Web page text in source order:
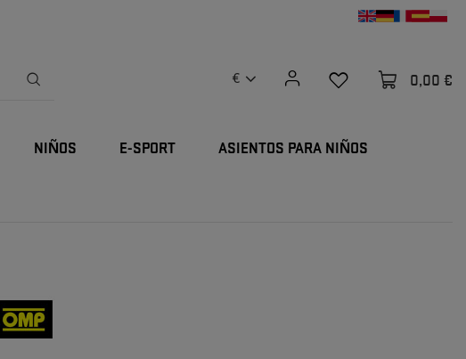
€ 0,00 €
NIÑOS E-SPORT ASIENTOS PARA NIÑOS